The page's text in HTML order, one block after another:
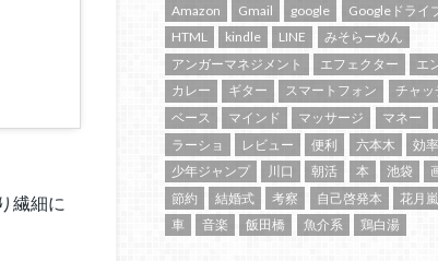
繊細に
Amazon Gmail google Googleドライ
HTML
kindle LINE
みそらーめん
アンガーマネジメント
エフェクター
エ
カレー
ギター スマートフォン
チャッ
ベース
マインド マッサージ マネー
ラーショ
レビュー 便利 六本木 効
少年ジャンプ
川口 朝活 本 池袋
節約
結婚式 考察 自己啓発本 花月
車
音楽 飯田橋 魚介系 鶏白湯